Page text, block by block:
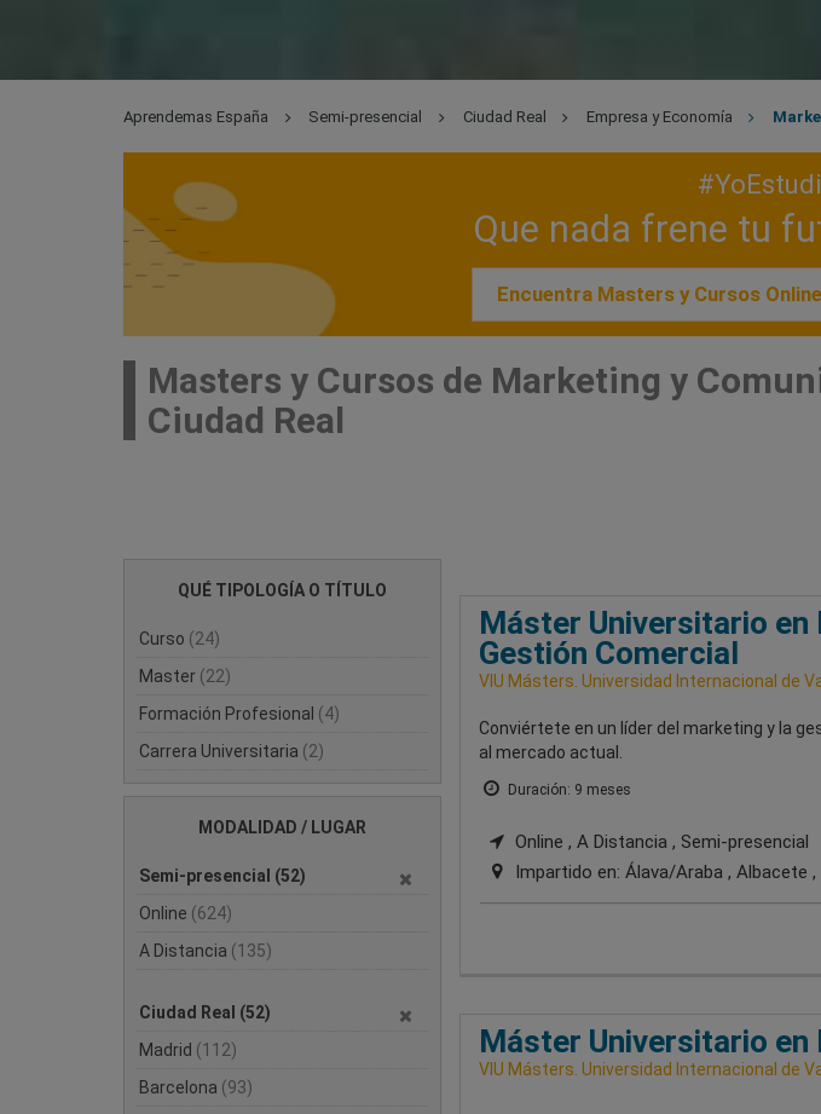
Aprendemas España Semi-presencial Ciudad Real Empresa y Economía
Que nada frene tu
Encuentra Masters y Cursos
Masters y Cursos de Marketing y
Ciudad Real
QUÉ TIPOLOGÍA O TÍTULO
Curso (24)
Master (22)
Formación Profesional (4)
Carrera Universitaria (2)
MODALIDAD / LUGAR
Semi-presencial (52)
Online (624)
A Distancia (135)
Ciudad Real (52)
Madrid (112)
Barcelona (93)
Máster Universitario
Gestión Comercial
VIU Másters. Universidad Internacional de
Conviértete en un líder del marketing y la
al mercado actual.
Duración: 9 meses
Online , A Distancia , Semi-presencial
Impartido en: Álava/Araba , Albacete ,
Máster Universitario
VIU Másters. Universidad Internacional de